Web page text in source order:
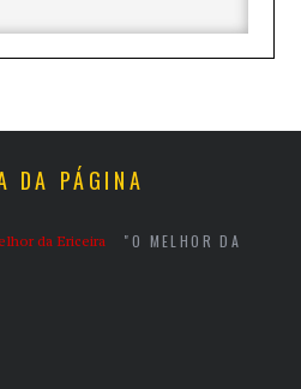
DA PÁGINA
"O MELHOR DA